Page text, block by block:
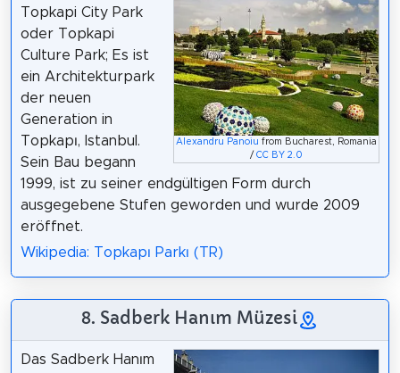
Alexandru Panoiu from Bucharest, Romania
/CC BY 2.0
Topkapi City Park
oder Topkapi
Culture Park; Es ist
ein Architekturpark
der neuen
Generation in
Topkapı, Istanbul.
Sein Bau begann
1999, ist zu seiner endgültigen Form durch
ausgegebene Stufen geworden und wurde 2009
eröffnet.
Wikipedia: Topkapı Parkı (TR)
8. Sadberk Hanım Müzesi
Das Sadberk Hanım